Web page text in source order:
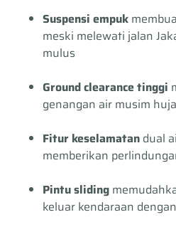
Suspensi empuk
meski melewati jalan
mulus
Ground clearance tinggi
genangan air musim
Fitur keselamatan dual
memberikan
Pintu sliding
keluar kendaraan